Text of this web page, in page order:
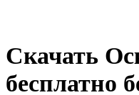
Скачать
бесплатно